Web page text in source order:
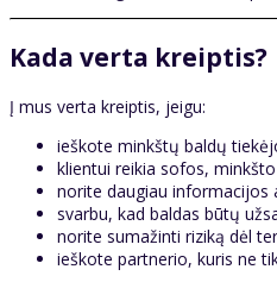
Kada verta kreiptis?
Į mus verta kreiptis, jeigu:
ieškote minkštų baldų
klientui reikia sofos,
norite daugiau informacijos
svarbu, kad baldas būtų
norite sumažinti riziką dėl
ieškote partnerio, kuris ne